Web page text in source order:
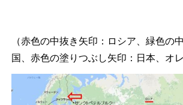
（赤色の中抜き矢印：ロシア、緑色の
国、赤色の塗りつぶし矢印：日本、オ